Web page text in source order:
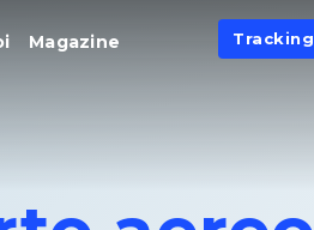
Magazine Tracking